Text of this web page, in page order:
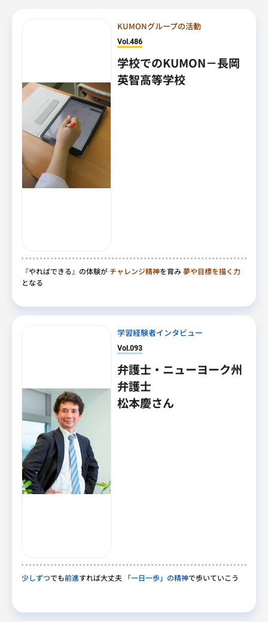
KUMONグループの活動
Vol.486
学校でのKUMON－長岡
英智高等学校
『やればできる』の体験が チャレンジ精神を育み夢や目標を描く力
となる
学習経験者インタビュー
Vol.093
弁護士・ニューヨーク州
弁護士
松本慶さん
少しずつでも前進すれば大丈夫 「一日一歩」の精神で歩いていこう